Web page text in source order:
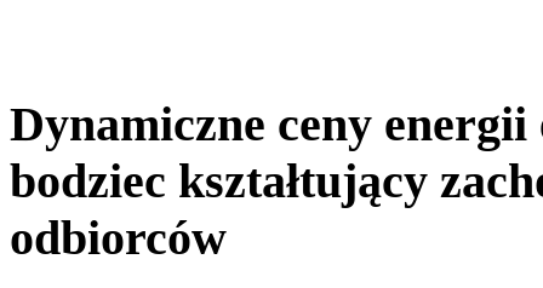
Dynamiczne ceny
bodziec kształtujący
odbiorców